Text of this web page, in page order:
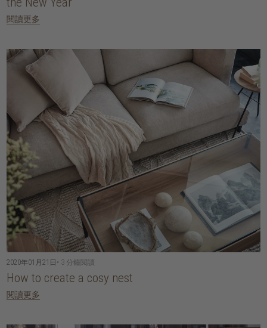
閱讀更多
2020年01月21日 • 3 分鐘閱讀
How to create a cosy nest
閱讀更多